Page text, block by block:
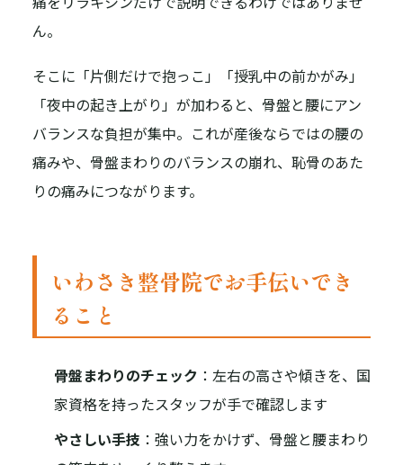
ん。
そこに「片側だけで抱っこ」「授乳中の前かがみ」
「夜中の起き上がり」が加わると、骨盤と腰にアン
バランスな負担が集中。これが産後ならではの腰の
痛みや、骨盤まわりのバランスの崩れ、恥骨のあた
りの痛みにつながります。
いわさき整骨院でお手伝いでき
ること
骨盤まわりのチェック ：左右の高さや傾きを、国
家資格を持ったスタッフが手で確認します
やさしい手技 ：強い力をかけず、骨盤と腰まわり